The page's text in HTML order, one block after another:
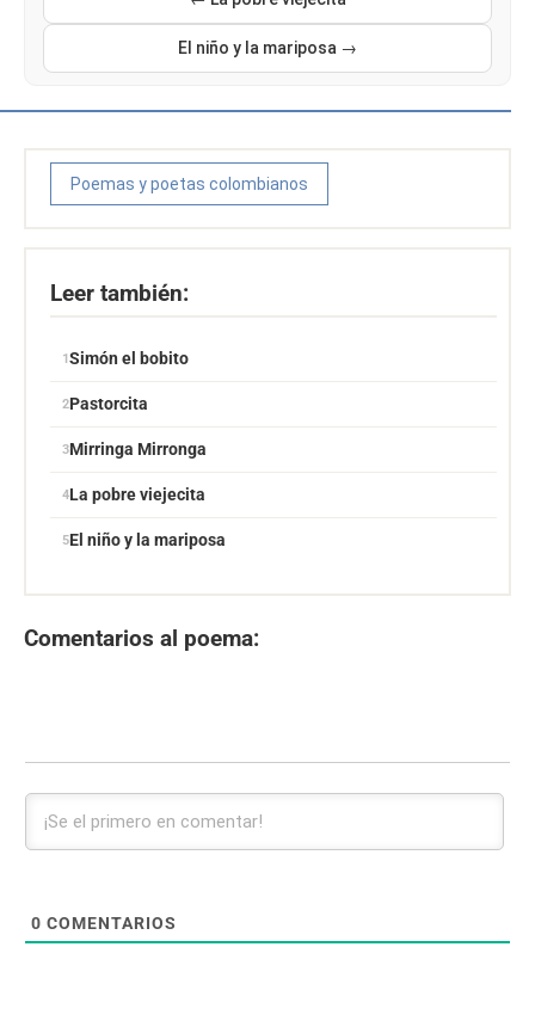
El niño y la mariposa →
Poemas y poetas colombianos
Leer también:
Simón el bobito
Pastorcita
Mirringa Mirronga
La pobre viejecita
El niño y la mariposa
Comentarios al poema:
0 COMENTARIOS